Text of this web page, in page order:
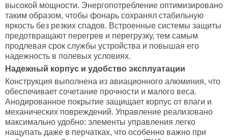
высокой мощности. Энергопотребление оптимизировано
таким образом, чтобы фонарь сохранял стабильную
яркость без резких спадов. Встроенные системы защиты
предотвращают перегрев и перегрузку, тем самым
продлевая срок службы устройства и повышая его
надежность в полевых условиях.
Надежный корпус и удобство эксплуатации
Конструкция выполнена из авиационного алюминия, что
обеспечивает сочетание прочности и малого веса.
Анодированное покрытие защищает корпус от влаги и
механических повреждений. Управление реализовано
максимально удобно: элементы управления легко
нащупать даже в перчатках, что особенно важно при